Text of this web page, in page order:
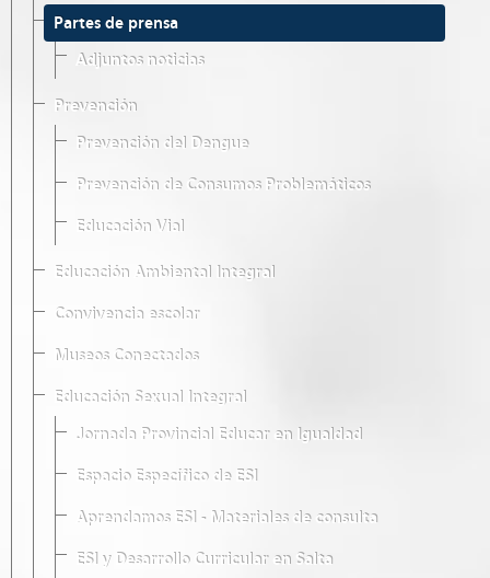
Partes de prensa
Adjuntos noticias
Prevención
Prevención del Dengue
Prevención de Consumos Problemáticos
Educación Vial
Educación Ambiental Integral
Convivencia escolar
Museos Conectados
Educación Sexual Integral
Jornada Provincial Educar en Igualdad
Espacio Específico de ESI
Aprendamos ESI - Materiales de consulta
ESI y Desarrollo Curricular en Salta